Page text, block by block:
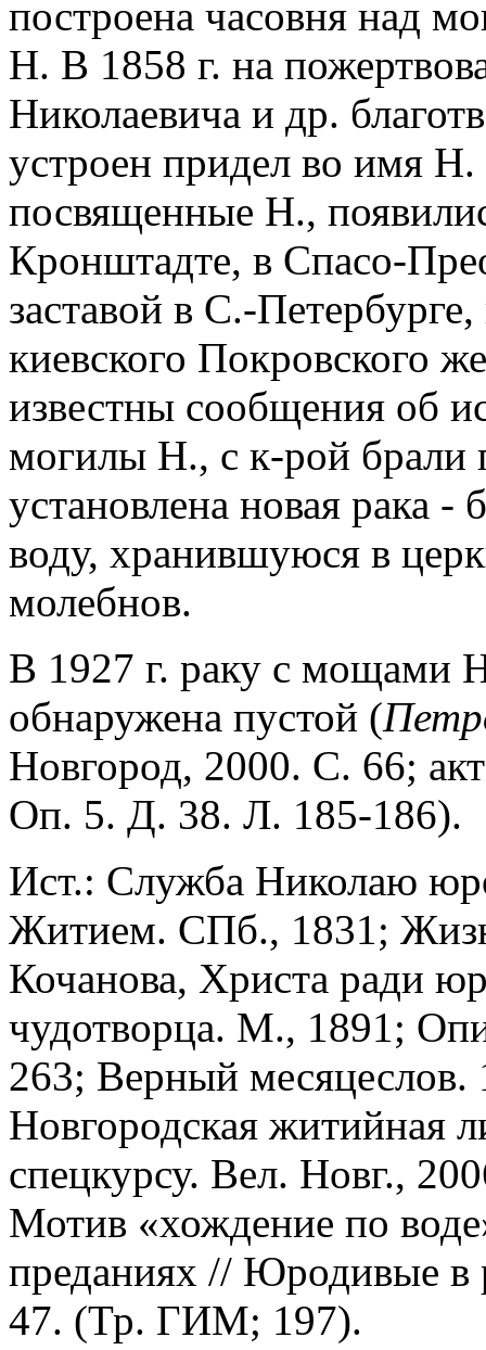
построена часовня над
Н. В 1858 г. на
Николаевича и др.
устроен придел во имя
посвященные Н.,
Кронштадте, в Спасо-
заставой в С.-
киевского Покровского
известны сообщения об
могилы Н., с к-рой брали
установлена новая рака -
воду, хранившуюся в
молебнов.
В 1927 г. раку с мощами
обнаружена пустой (
Новгород, 2000. С. 66;
Оп. 5. Д. 38. Л. 185-186).
Ист.: Служба Николаю
Житием. СПб., 1831;
Кочанова, Христа ради
чудотворца. М., 1891;
263; Верный
Новгородская житийная
спецкурсу. Вел. Новг.,
Мотив «хождение по
преданиях // Юродивые в
47. (Тр. ГИМ; 197).